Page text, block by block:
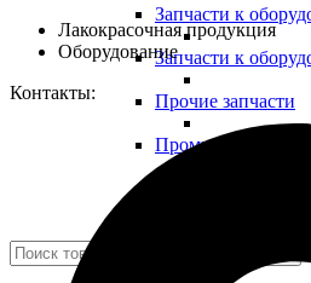
Запчасти к
Запчасти к
Прочие запчасти
Промышленные
Лакокрасочная продукция
Оборудование
Контакты: